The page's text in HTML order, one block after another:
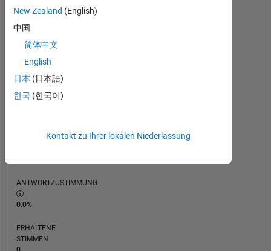
RANG
302.031
REPUTATION
0
ANTWORTZUSTIMMUNG
0.0%
ERHALTENE
STIMMEN
New Zealand (English)
中国
简体中文
English
日本 (日本語)
한국 (한국어)
Kontakt zu Ihrer lokalen Niederlassung